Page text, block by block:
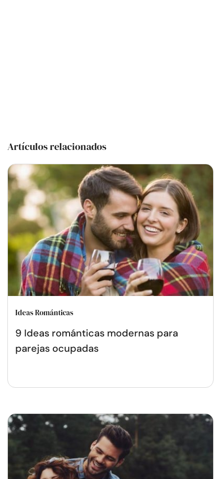
Artículos relacionados
Ideas Románticas
9 Ideas románticas modernas para
parejas ocupadas